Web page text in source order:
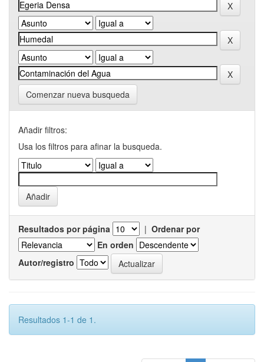
Comenzar nueva busqueda
Añadir filtros:
Usa los filtros para afinar la busqueda.
Resultados por página | Ordenar por
En orden
Autor/registro
Resultados 1-1 de 1.